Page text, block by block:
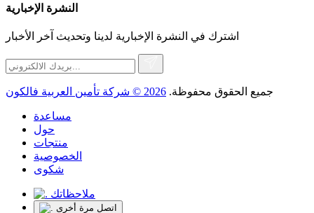
النشرة الإخبارية
اشترك في النشرة الإخبارية لدينا وتحديث آخر الأخبار
جميع الحقوق محفوظة. 2026 © شركة تأمين العربية فالكون
مساعدة
حول
منتجات
الخصوصية
شكوى
ملاحظاتك
اتصل مرة أخرى